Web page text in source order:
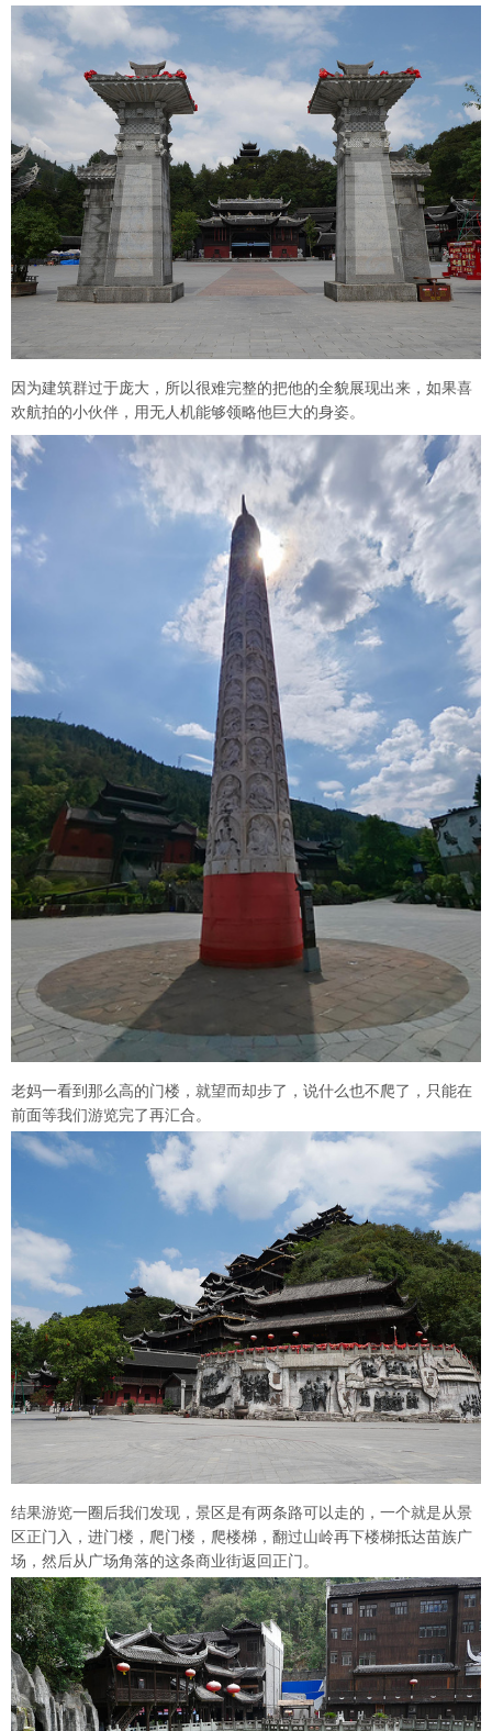
因为建筑群过于庞大，所以很难完整的把他的全貌展现出来，如果喜
欢航拍的小伙伴，用无人机能够领略他巨大的身姿。
老妈一看到那么高的门楼，就望而却步了，说什么也不爬了，只能在
前面等我们游览完了再汇合。
结果游览一圈后我们发现，景区是有两条路可以走的，一个就是从景
区正门入，进门楼，爬门楼，爬楼梯，翻过山岭再下楼梯抵达苗族广
场，然后从广场角落的这条商业街返回正门。